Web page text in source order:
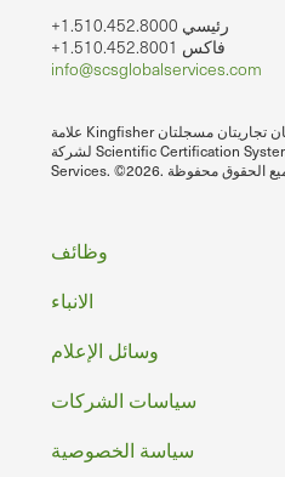
+1.510.452.8000 رئيسي
+1.510.452.8001 فاكس
info@scsglobalservices.com
علامة Kingfisher و"وضع معايير الاستدامة" هما علامتان تجاريتان مسجلتان
لشركة Scientific Certification Systems Inc. dba SCS Global
تذييل
الصفحه
وظائف
الانباء
وسائل الإعلام
سياسات الشركات
سياسة الخصوصية